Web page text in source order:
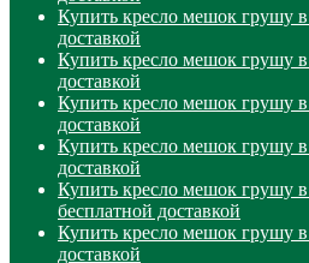
Купить кресло мешок грушу
доставкой
Купить кресло мешок грушу
доставкой
Купить кресло мешок грушу
доставкой
Купить кресло мешок грушу
доставкой
Купить кресло мешок грушу
бесплатной доставкой
Купить кресло мешок грушу
доставкой